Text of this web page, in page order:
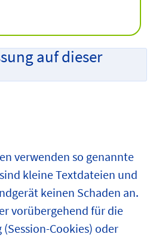
auf dieser
verwenden so genannte
kleine Textdateien und
keinen Schaden an.
vorübergehend für die
Cookies) oder